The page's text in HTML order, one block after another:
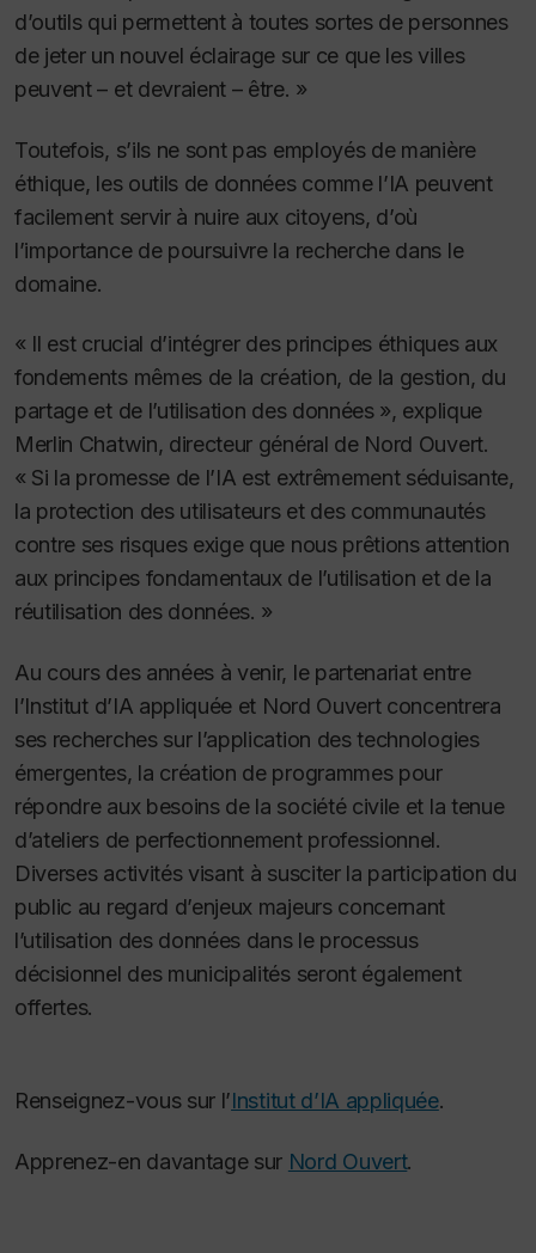
d’outils qui permettent à toutes sortes de personnes
de jeter un nouvel éclairage sur ce que les villes
peuvent – et devraient – être. »
Toutefois, s’ils ne sont pas employés de manière
éthique, les outils de données comme l’IA peuvent
facilement servir à nuire aux citoyens, d’où
l’importance de poursuivre la recherche dans le
domaine.
« Il est crucial d’intégrer des principes éthiques aux
fondements mêmes de la création, de la gestion, du
partage et de l’utilisation des données », explique
Merlin Chatwin, directeur général de Nord Ouvert.
« Si la promesse de l’IA est extrêmement séduisante,
la protection des utilisateurs et des communautés
contre ses risques exige que nous prêtions attention
aux principes fondamentaux de l’utilisation et de la
réutilisation des données. »
Au cours des années à venir, le partenariat entre
l’Institut d’IA appliquée et Nord Ouvert concentrera
ses recherches sur l’application des technologies
émergentes, la création de programmes pour
répondre aux besoins de la société civile et la tenue
d’ateliers de perfectionnement professionnel.
Diverses activités visant à susciter la participation du
public au regard d’enjeux majeurs concernant
l’utilisation des données dans le processus
décisionnel des municipalités seront également
offertes.
Renseignez-vous sur l’Institut d’IA appliquée.
Apprenez-en davantage sur Nord Ouvert.